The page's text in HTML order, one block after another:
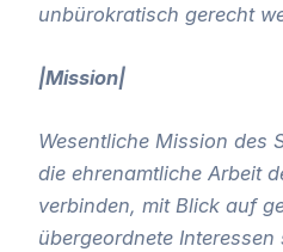
unbürokratisch gerecht
|Mission|
Wesentliche Mission des
die ehrenamtliche Arbeit
verbinden, mit Blick auf
übergeordnete